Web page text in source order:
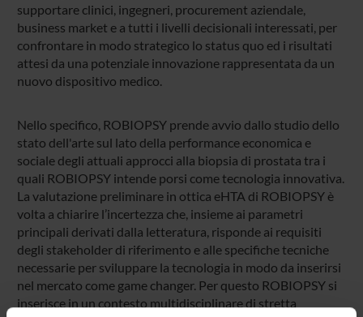
supportare clinici, ingegneri, procurement aziendale,
business market e a tutti i livelli decisionali interessati, per
confrontare in modo strategico lo status quo ed i risultati
attesi da una potenziale innovazione rappresentata da un
nuovo dispositivo medico.
Nello specifico, ROBIOPSY prende avvio dallo studio dello
stato dell'arte sul lato della performance economica e
sociale degli attuali approcci alla biopsia di prostata tra i
quali ROBIOPSY intende porsi come tecnologia innovativa.
La valutazione preliminare in ottica eHTA di ROBIOPSY è
volta a chiarire l’incertezza che, insieme ai parametri
principali derivati dalla letteratura, risponde ai requisiti
degli stakeholder di riferimento e alle specifiche tecniche
necessarie per sviluppare la tecnologia in modo da inserirsi
nel mercato come game changer. Per questo ROBIOPSY si
inserisce in un contesto multidisciplinare di stretta